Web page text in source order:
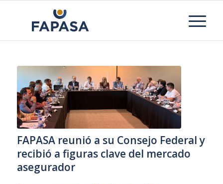
FAPASA reunió a su Consejo Federal y
recibió a figuras clave del mercado
asegurador